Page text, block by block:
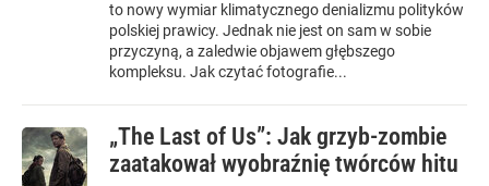
to nowy wymiar klimatycznego denializmu polityków
polskiej prawicy. Jednak nie jest on sam w sobie
przyczyną, a zaledwie objawem głębszego
kompleksu. Jak czytać fotografie...
„The Last of Us”: Jak grzyb-zombie
zaatakował wyobraźnię twórców hitu